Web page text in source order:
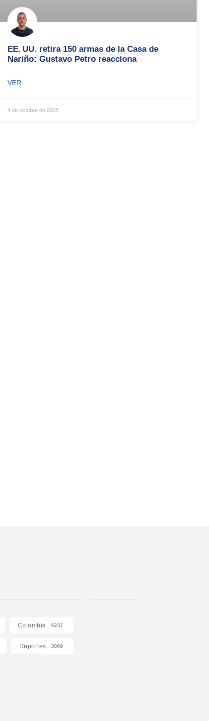
EE. UU. retira 150 armas de la Casa de
Nariño: Gustavo Petro reacciona
VER.
4 de octubre de 2025
Colombia 6237
Deportes 3069